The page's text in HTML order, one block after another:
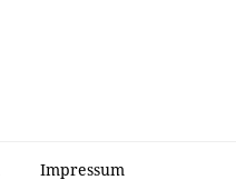
Impressum